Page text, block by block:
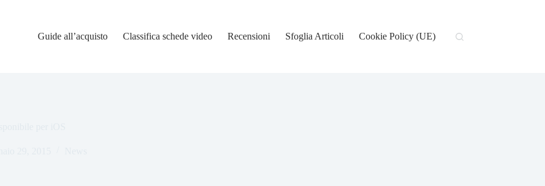
Guide all’acquisto
Classifica schede video Recensioni Sfoglia Articoli Cookie Policy (UE)